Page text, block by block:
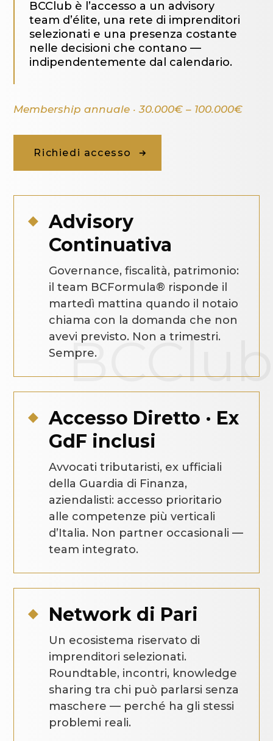
BCClub è l’accesso a un advisory
team d’élite, una rete di imprenditori
selezionati e una presenza costante
nelle decisioni che contano —
indipendentemente dal calendario.
Membership annuale · 30.000€ – 100.000€
Richiedi accesso

Advisory
Continuativa
Governance, fiscalità, patrimonio:
il team BCFormula® risponde il
martedì mattina quando il notaio
chiama con la domanda che non
avevi previsto. Non a trimestri.
Sempre.

Accesso Diretto · Ex
GdF inclusi
Avvocati tributaristi, ex ufficiali
della Guardia di Finanza,
aziendalisti: accesso prioritario
alle competenze più verticali
d’Italia. Non partner occasionali —
team integrato.
 Network di Pari
Un ecosistema riservato di
imprenditori selezionati.
Roundtable, incontri, knowledge
sharing tra chi può parlarsi senza
maschere — perché ha gli stessi
problemi reali.